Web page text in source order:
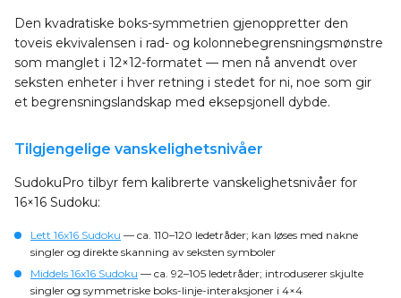
Den kvadratiske boks-symmetrien gjenoppretter den
toveis ekvivalensen i rad- og kolonnebegrensningsmønstre
som manglet i 12×12-formatet — men nå anvendt over
seksten enheter i hver retning i stedet for ni, noe som gir
et begrensningslandskap med eksepsjonell dybde.
Tilgjengelige vanskelighetsnivåer
SudokuPro tilbyr fem kalibrerte vanskelighetsnivåer for
16×16 Sudoku:
Lett 16x16 Sudoku — ca. 110–120 ledetråder; kan løses med nakne
singler og direkte skanning av seksten symboler
Middels 16x16 Sudoku — ca. 92–105 ledetråder; introduserer skjulte
singler og symmetriske boks-linje-interaksjoner i 4×4